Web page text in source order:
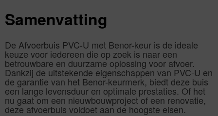
Samenvatting
De Afvoerbuis PVC-U met Benor-keur is de ideale
keuze voor iedereen die op zoek is naar een
betrouwbare en duurzame oplossing voor afvoer.
Dankzij de uitstekende eigenschappen van PVC-U en
de garantie van het Benor-keurmerk, biedt deze buis
een lange levensduur en optimale prestaties. Of het
nu gaat om een nieuwbouwproject of een renovatie,
deze afvoerbuis voldoet aan de hoogste eisen.